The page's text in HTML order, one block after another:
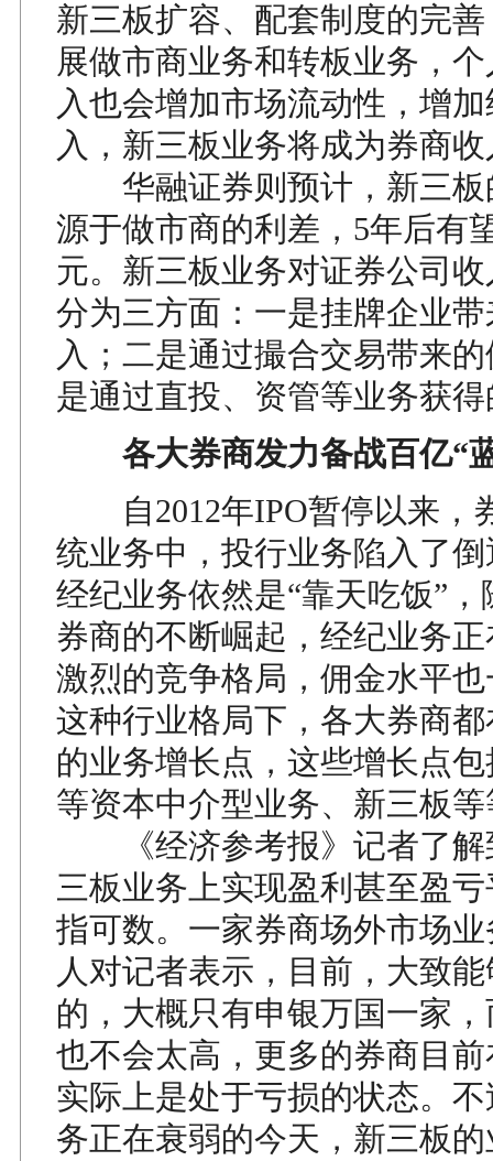
新三板扩容、配套制度的完
展做市商业务和转板业务，
入也会增加市场流动性，增
入，新三板业务将成为券商
华融证券则预计，新三板
源于做市商的利差，5年后有
元。新三板业务对证券公司
分为三方面：一是挂牌企业
入；二是通过撮合交易带来
是通过直投、资管等业务获
各大券商发力备战百亿“
自2012年IPO暂停以来，
统业务中，投行业务陷入了
经纪业务依然是“靠天吃饭”
券商的不断崛起，经纪业务
激烈的竞争格局，佣金水平
这种行业格局下，各大券商
的业务增长点，这些增长点
等资本中介型业务、新三板
《经济参考报》记者了解
三板业务上实现盈利甚至盈
指可数。一家券商场外市场
人对记者表示，目前，大致
的，大概只有申银万国一家
也不会太高，更多的券商目
实际上是处于亏损的状态。
务正在衰弱的今天，新三板